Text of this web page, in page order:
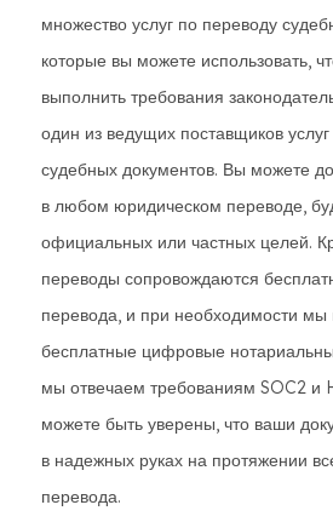
множество услуг по переводу
которые вы можете использовать,
выполнить требования
один из ведущих поставщиков
судебных документов. Вы можете
в любом юридическом переводе,
официальных или частных целей.
переводы сопровождаются
перевода, и при необходимости мы
бесплатные цифровые
мы отвечаем требованиям SOC2 и
можете быть уверены, что ваши
в надежных руках на протяжении
перевода.